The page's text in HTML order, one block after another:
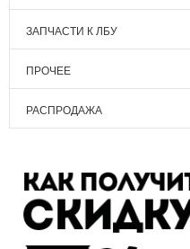
ЗАПЧАСТИ К ЛБУ
ПРОЧЕЕ
РАСПРОДАЖА